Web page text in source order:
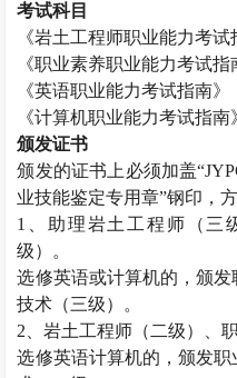
考试科目
《岩土工程师职业能力考试
《职业素养职业能力考试指
《英语职业能力考试指南》
《计算机职业能力考试指南
颁发证书
颁发的证书上必须加盖
业技能鉴定专用章”钢印，方
1、助理岩土工程师 （
级）。
选修英语或计算机的，颁
技术（三级）。
2、岩土工程师 （二级）、
选修英语计算机的，颁发